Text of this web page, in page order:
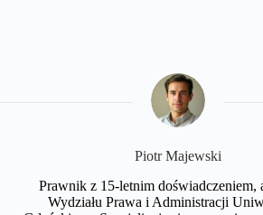
​Piotr Majewski
Prawnik z 15-letnim doświadczeniem,
Wydziału Prawa i Administracji